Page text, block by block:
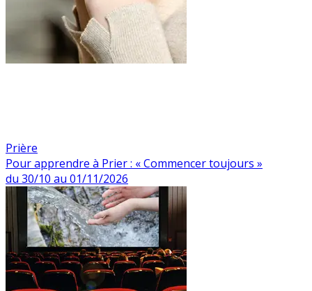
Prière
Pour apprendre à Prier : « Commencer toujours »
du 30/10 au 01/11/2026